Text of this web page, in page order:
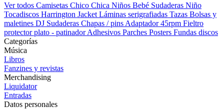
Ver todos Camisetas Chico Chica Niños Bebé Sudaderas Niño
Tocadiscos Harrington Jacket Láminas serigrafiadas Tazas Bolsas y
maletines DJ Sudaderas Chapas / pins Adaptador 45rpm Fieltro
protector plato - patinadorAdhesivos Parches Posters Fundas discos
Categorías
Música
Libros
Fanzines y revistas
Merchandising
Liquidator
Entradas
Datos personales